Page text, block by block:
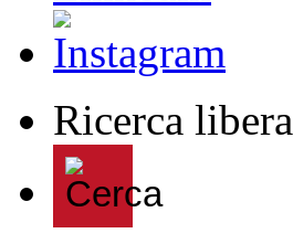
Ricerca libera